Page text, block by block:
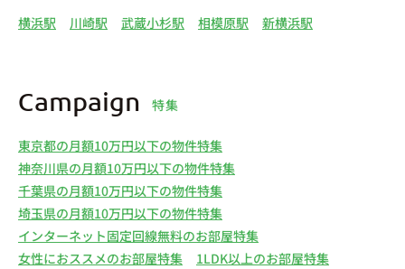
横浜駅 川崎駅 武蔵小杉駅 相模原駅 新横浜駅
Campaign 特集
東京都の月額10万円以下の物件特集
神奈川県の月額10万円以下の物件特集
千葉県の月額10万円以下の物件特集
埼玉県の月額10万円以下の物件特集
インターネット固定回線無料のお部屋特集
女性におススメのお部屋特集
1LDK以上のお部屋特集